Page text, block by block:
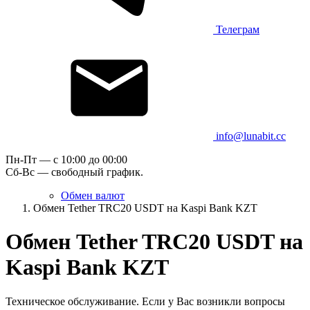
Телеграм
info@lunabit.cc
Пн-Пт — c 10:00 до 00:00
Сб-Вс — свободный график.
Обмен валют
Обмен Tether TRC20 USDT на Kaspi Bank KZT
Обмен Tether TRC20 USDT на
Kaspi Bank KZT
Техническое обслуживание. Если у Вас возникли вопросы